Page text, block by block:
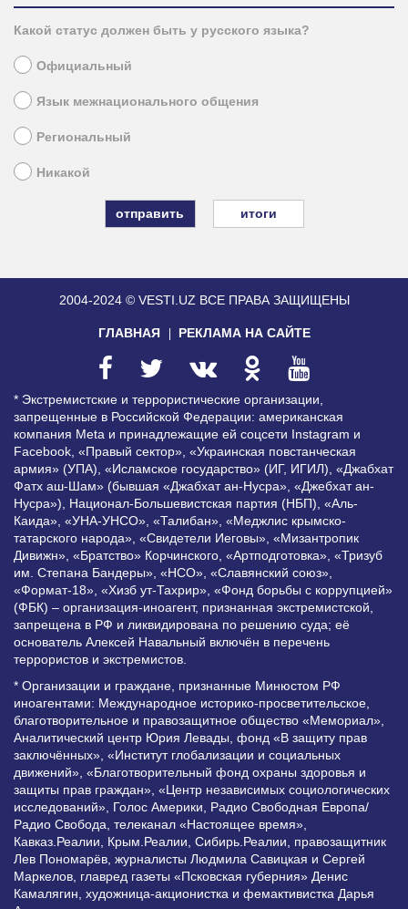
Какой статус должен быть у русского языка?
Официальный
Язык межнационального общения
Региональный
Никакой
итоги
2004-2024 © VESTI.UZ ВСЕ ПРАВА ЗАЩИЩЕНЫ
ГЛАВНАЯ РЕКЛАМА НА САЙТЕ
* Экстремистские и террористические организации,
запрещенные в Российской Федерации: американская
компания Meta и принадлежащие ей соцсети Instagram и
Facebook, «Правый сектор», «Украинская повстанческая
армия» (УПА), «Исламское государство» (ИГ, ИГИЛ), «Джабхат
Фатх аш-Шам» (бывшая «Джабхат ан-Нусра», «Джебхат ан-
Нусра»), Национал-Большевистская партия (НБП), «Аль-
Каида», «УНА-УНСО», «Талибан», «Меджлис крымско-
татарского народа», «Свидетели Иеговы», «Мизантропик
Дивижн», «Братство» Корчинского, «Артподготовка», «Тризуб
им. Степана Бандеры», «НСО», «Славянский союз»,
«Формат-18», «Хизб ут-Тахрир», «Фонд борьбы с коррупцией»
(ФБК) – организация-иноагент, признанная экстремистской,
запрещена в РФ и ликвидирована по решению суда; её
основатель Алексей Навальный включён в перечень
террористов и экстремистов.
* Организации и граждане, признанные Минюстом РФ
иноагентами: Международное историко-просветительское,
благотворительное и правозащитное общество «Мемориал»,
Аналитический центр Юрия Левады, фонд «В защиту прав
заключённых», «Институт глобализации и социальных
движений», «Благотворительный фонд охраны здоровья и
защиты прав граждан», «Центр независимых социологических
исследований», Голос Америки, Радио Свободная Европа/
Радио Свобода, телеканал «Настоящее время»,
Кавказ.Реалии, Крым.Реалии, Сибирь.Реалии, правозащитник
Лев Пономарёв, журналисты Людмила Савицкая и Сергей
Маркелов, главред газеты «Псковская губерния» Денис
Камалягин, художница-акционистка и фемактивистка Дарья